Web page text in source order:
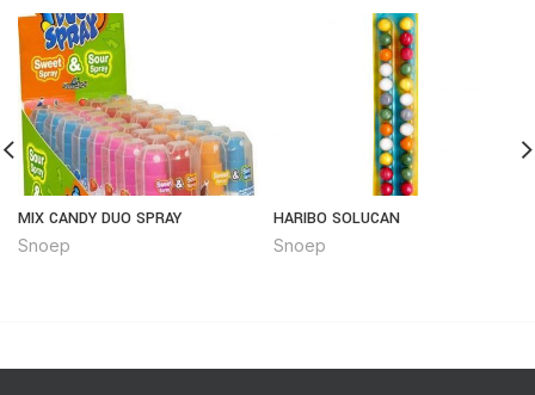
MIX CANDY DUO SPRAY
Snoep
HARIBO SOLUCAN
Snoep